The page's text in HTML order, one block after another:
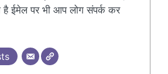
है ईमेल पर भी आप लोग संपर्क कर